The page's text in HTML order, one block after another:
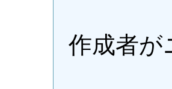
作成者が